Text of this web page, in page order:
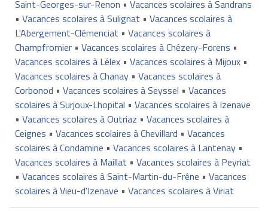
Saint-Georges-sur-Renon • Vacances scolaires à Sandrans
• Vacances scolaires à Sulignat • Vacances scolaires à
L'Abergement-Clémenciat • Vacances scolaires à
Champfromier• Vacances scolaires à Chézery-Forens •
Vacances scolaires à Lélex• Vacances scolaires à Mijoux•
Vacances scolaires à Chanay• Vacances scolaires à
Corbonod • Vacances scolaires à Seyssel • Vacances
scolaires à Surjoux-Lhopital • Vacances scolaires à Izenave
• Vacances scolaires à Outriaz • Vacances scolaires à
Ceignes • Vacances scolaires à Chevillard • Vacances
scolaires à Condamine • Vacances scolaires à Lantenay•
Vacances scolaires à Maillat • Vacances scolaires à Peyriat
• Vacances scolaires à Saint-Martin-du-Frêne • Vacances
scolaires à Vieu-d'Izenave • Vacances scolaires à Viriat